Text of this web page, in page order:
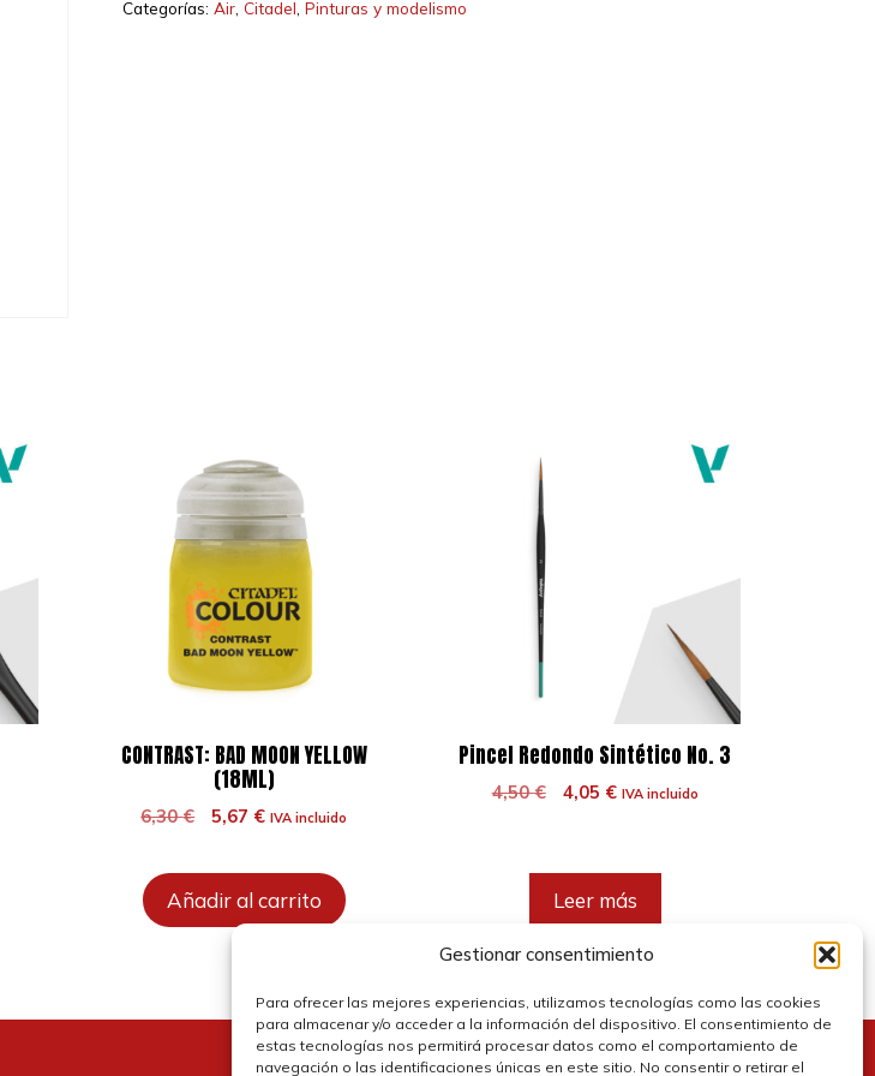
Gestionar consentimiento
Para ofrecer las mejores experiencias, utilizamos tecnologías como las cookies
para almacenar y/o acceder a la información del dispositivo. El consentimiento de
estas tecnologías nos permitirá procesar datos como el comportamiento de
navegación o las identificaciones únicas en este sitio. No consentir o retirar el
Categorías: Air, Citadel Pinturas y modelismo
CONTRAST: BAD MOON YELLOW
(18ML)
6,30€
El
era:
6,30 €.
5,67 €El
5,67 €.
IVA incluido
Añadir al carrito
Pincel Redondo Sintético No. 3
4,50€
El
4,50 €.
4,05 €El
4,05 €.
IVA incluido
Leer más